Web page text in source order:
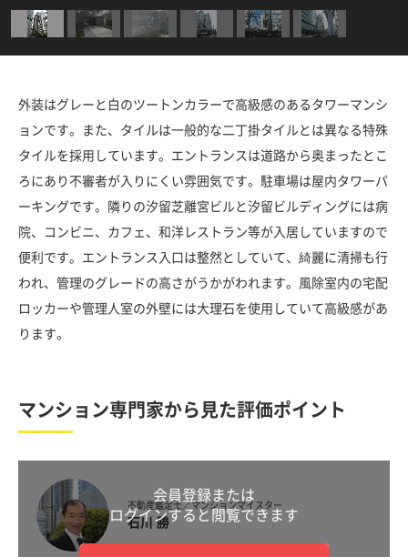
外装はグレーと白のツートンカラーで高級感のあるタワーマンシ
ョンです。また、タイルは一般的な二丁掛タイルとは異なる特殊
タイルを採用しています。エントランスは道路から奥まったとこ
ろにあり不審者が入りにくい雰囲気です。駐車場は屋内タワーパ
ーキングです。隣りの汐留芝離宮ビルと汐留ビルディングには病
院、コンビニ、カフェ、和洋レストラン等が入居していますので
便利です。エントランス入口は整然としていて、綺麗に清掃も行
われ、管理のグレードの高さがうかがわれます。風除室内の宅配
ロッカーや管理人室の外壁には大理石を使用していて高級感があ
ります。
マンション専門家から見た評価ポイント
不動産鑑定士／マンションマイスター
石川 勝
会員登録または
ログインすると閲覧できます